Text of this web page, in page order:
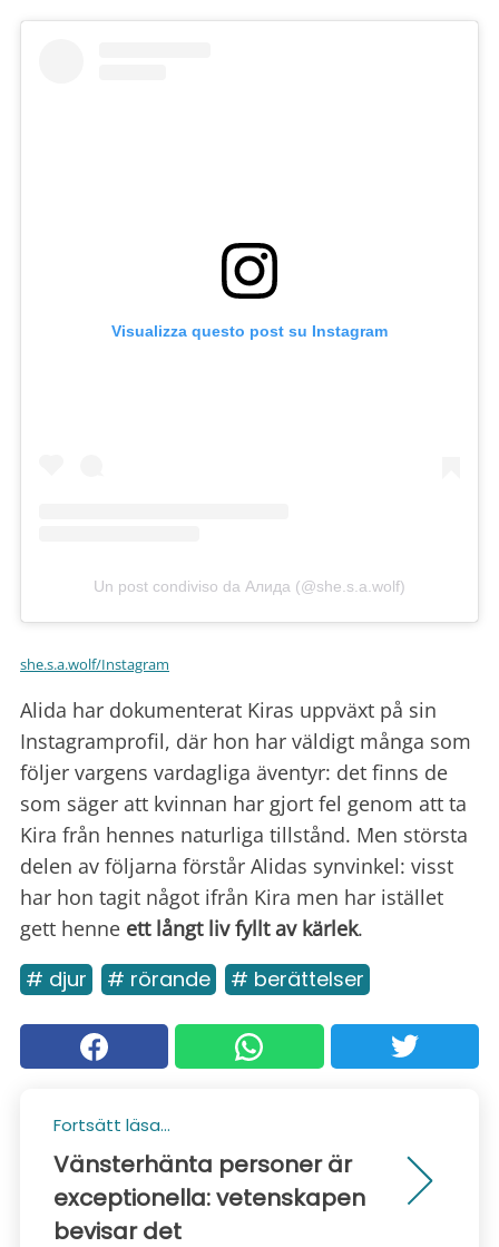
Visualizza questo post su Instagram
Un post condiviso da Алида (@she.s.a.wolf)
she.s.a.wolf/Instagram
Alida har dokumenterat Kiras uppväxt på sin
Instagramprofil, där hon har väldigt många som
följer vargens vardagliga äventyr: det finns de
som säger att kvinnan har gjort fel genom att ta
Kira från hennes naturliga tillstånd. Men största
delen av följarna förstår Alidas synvinkel: visst
har hon tagit något ifrån Kira men har istället
gett henne ett långt liv fyllt av kärlek.
# djur # rörande # berättelser
Fortsätt läsa...
Vänsterhänta personer är
exceptionella: vetenskapen
bevisar det